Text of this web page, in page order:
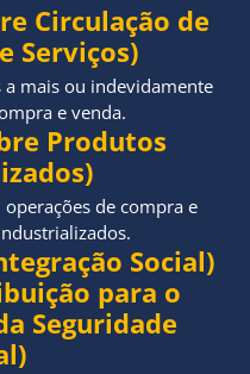
Circulação de
Serviços)
a mais ou indevidamente
e venda.
Produtos
de compra e
Social)
para o
Seguridade